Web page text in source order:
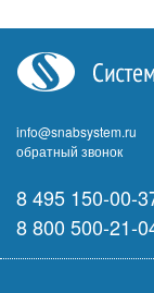
info@snabsystem.ru
обратный звонок
8 495 150-00-
8 800 500-21-